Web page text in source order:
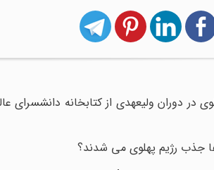
در دوران ولیعهدی از کتابخانه
جذب رژیم پهلوی می شدند؟